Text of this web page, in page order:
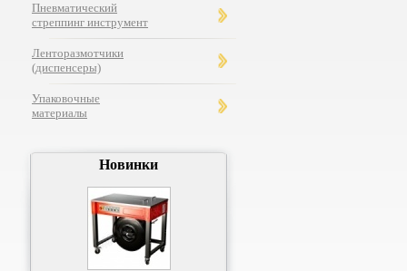
Пневматический
стреппинг инструмент
Ленторазмотчики
(диспенсеры)
Упаковочные
материалы
Новинки